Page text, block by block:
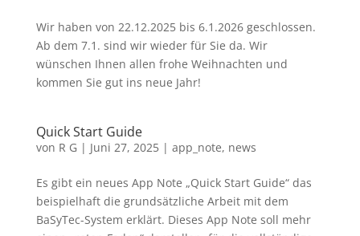
Wir haben von 22.12.2025 bis 6.1.2026 geschlossen.
Ab dem 7.1. sind wir wieder für Sie da. Wir
wünschen Ihnen allen frohe Weihnachten und
kommen Sie gut ins neue Jahr!
Quick Start Guide
von R G | Juni 27, 2025| app_note, news
Es gibt ein neues App Note „Quick Start Guide“ das
beispielhaft die grundsätzliche Arbeit mit dem
BaSyTec-System erklärt. Dieses App Note soll mehr